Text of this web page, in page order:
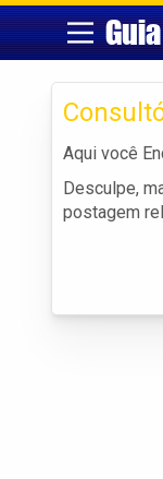
Aqui você
Desculpe,
postagem